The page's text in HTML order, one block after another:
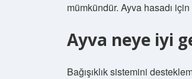
mümkündür. Ayva hasadı için
Ayva neye iyi
Bağışıklık sistemini